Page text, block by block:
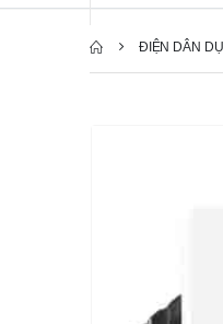
ĐIỆN DÂN